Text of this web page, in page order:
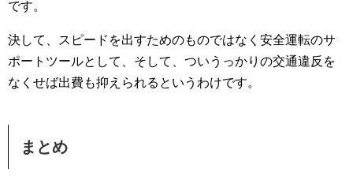
です。
決して、スピードを出すためのものではなく安全運転のサ
ポートツールとして、そして、ついうっかりの交通違反を
なくせば出費も抑えられるというわけです。
まとめ